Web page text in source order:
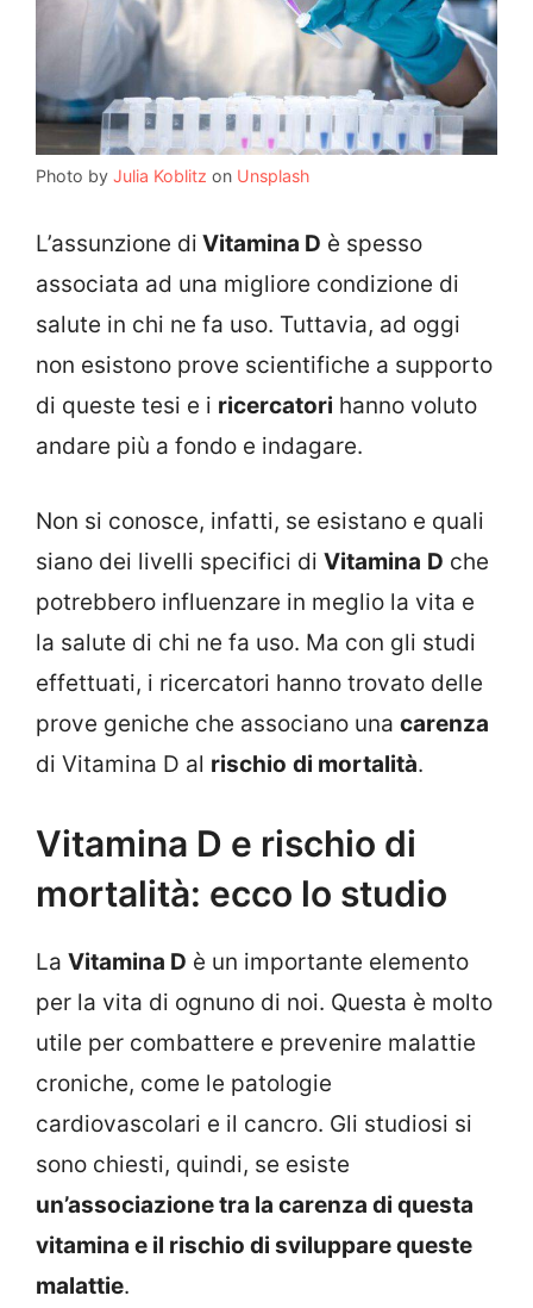
Photo by Julia Koblitz on Unsplash
L’assunzione di Vitamina D è spesso
associata ad una migliore condizione di
salute in chi ne fa uso. Tuttavia, ad oggi
non esistono prove scientifiche a supporto
di queste tesi e i ricercatori hanno voluto
andare più a fondo e indagare.
Non si conosce, infatti, se esistano e quali
siano dei livelli specifici di Vitamina D che
potrebbero influenzare in meglio la vita e
la salute di chi ne fa uso. Ma con gli studi
effettuati, i ricercatori hanno trovato delle
prove geniche che associano una carenza
di Vitamina D al rischio di mortalità.
Vitamina D e rischio di
mortalità: ecco lo studio
La Vitamina D è un importante elemento
per la vita di ognuno di noi. Questa è molto
utile per combattere e prevenire malattie
croniche, come le patologie
cardiovascolari e il cancro. Gli studiosi si
sono chiesti, quindi, se esiste
un’associazione tra la carenza di questa
vitamina e il rischio di sviluppare queste
malattie.